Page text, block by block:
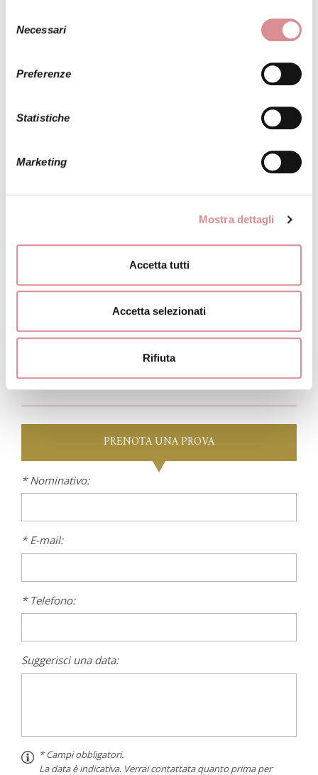
delNecessari
Preferenze
Statistiche
Marketing
Mostra dettagli
Accetta tutti
Accetta selezionati
Rifiuta
EUGENIE
Un abito da sposa a sirena trasformabile che di certo
ricamato in pizzo chantilly che richiama le maniche e la
gonna in pizzo che può essere rimossa per svelare uno
PRENOTAUNA PROVA
* Nominativo:
* E-mail:
* Telefono:
Suggerisci una data:
* Campi obbligatori.
La data è indicativa. Verrai contattata quanto prima per